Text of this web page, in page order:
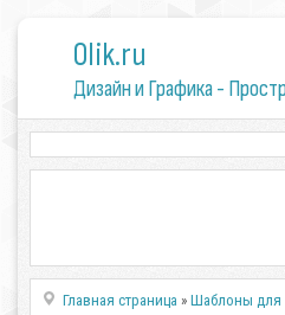
0lik.ru
Дизайн и Графика -
Главная страница »Шаблоны для